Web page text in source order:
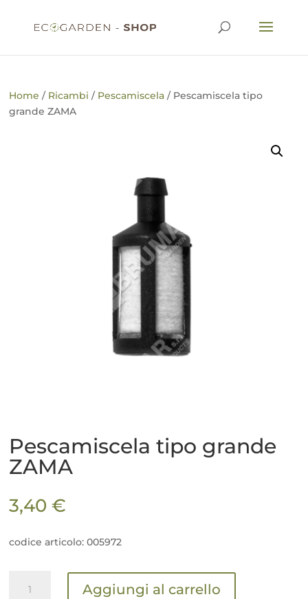
Home / Ricambi / Pescamiscela / Pescamiscela tipo
grande ZAMA
Pescamiscela tipo grande
ZAMA
3,40€
codice articolo: 005972
Pescamiscela
Aggiungi al carrello